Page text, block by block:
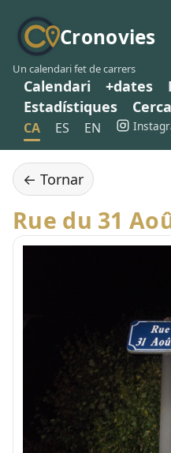
Cronovies
Un calendari fet de carrers
Calendari +dates
Estadístiques
CA ES EN
← Tornar
Rue du 31